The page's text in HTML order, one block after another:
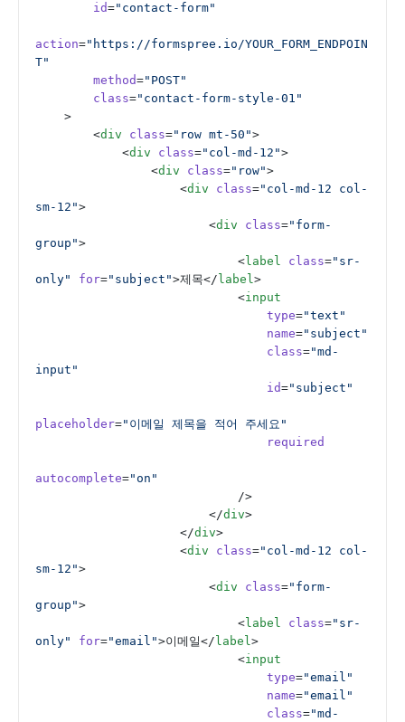
        id
="contact-form"
action="https://formspree.io/YOUR_FORM_ENDPOIN
T"
        method
="POST"
        class
="contact-form-style-01"
    >
        <
div class="row mt-50">
            <
div class="col-md-12">
                <
div class="row">
                    <
div class="col-md-12 col-
sm-12">
                        <
div class="form-
group">
                            <
label class="sr-
only"
for="subject">제목</ label>
                            <
input
                                type
="text"
                                name
="subject"
                                class
="md-
input"
                                id
="subject"
placeholder="이메일 제목을 적어 주세요"
                                required
autocomplete="on"
                            />
                        </
div>
                    </
div>
                    <
div class="col-md-12 col-
sm-12">
                        <
div class="form-
group">
                            <
label class="sr-
only"
for="email">이메일</ label>
                            <
input
                                type
="email"
                                name
="email"
                                class
="md-